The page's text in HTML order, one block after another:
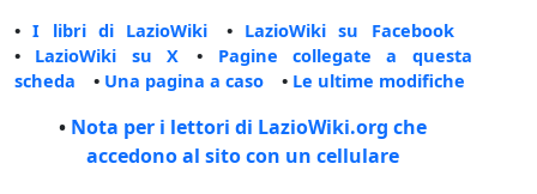
•I libri di LazioWiki • LazioWiki su Facebook
• LazioWiki su X • Pagine collegate a questa
scheda • Una pagina a caso • Le ultime modifiche
• Nota per i lettori di LazioWiki.org che
accedono al sito con un cellulare